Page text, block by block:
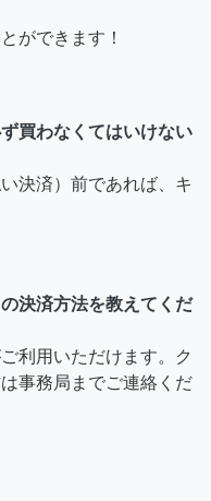
ができます！
買わなくてはいけない
決済）前であれば、キ
決済方法を教えてくだ
利用いただけます。ク
事務局までご連絡くだ